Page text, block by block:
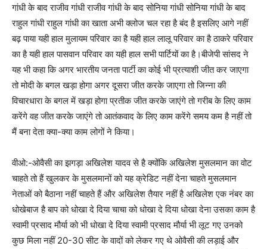
गांधी के बाद राजीव गांधी राजीव गांधी के बाद सोनिया गांधी सोनिया गांधी के बाद
राहुल गांधी राहुल गांधी का खाता अभी क्लोज चल रहा है बंद है इसलिए आगे नहीं
बढ़ पाया यही हाल मुलायम परिवार का है यही हाल लालू परिवार का है ठाकरे परिवार
का है यही हाल पासवान परिवार का यही हाल सभी पार्टियों का है।बीजेपी सांसद ने
यह भी कहा कि अगर भारतीय जनता पार्टी का कोई भी प्रत्याशी जीत कर जाएगा
तो मोदी के बगल खड़ा होगा अगर दूसरा जीत करके जाएगा तो जिन्ना की
विचारधारा के बगल में खड़ा होगा प्रतीक जीत करके जाएंगे तो गरीब के लिए काम
करेंगे वह जीत करके जाएंगे तो आतंकवाद के लिए काम करेंगे समय कम है नहीं तो
मैं बना देता क्या-क्या काम लोगों ने किया।
वीओ:-ओवैसी का झगड़ा अखिलेश यादव से है क्योंकि अखिलेश मुसलमान का वोट
चाहते तो हैं खुलकर के मुसलमानों को यह क्रेडिट नहीं देना चाहते मुसलमान
नेताओं को बैठाना नहीं चाहते हैं और अखिलेश तैयार नहीं है अखिलेश एक नंबर का
धोखेबाज है बाप को धोखा दे दिया चाचा को धोखा दे दिया धोखा देना उसका काम है
स्वामी प्रसाद मौर्या को भी धोखा दे दिया स्वामी प्रसाद मौर्या भी लूट गए उनको
कुछ मिला नहीं 20-30 सीट के वादों को लेकर गए थे ओवैसी की लड़ाई और